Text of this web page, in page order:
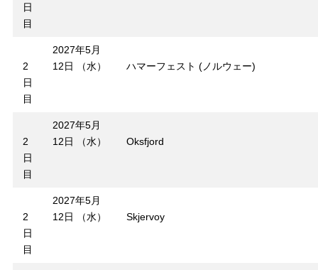
日
目
2
日
目
2027年5月
12日 （水）
ハマーフェスト (ノルウェー)
2
日
目
2027年5月
12日 （水）
Oksfjord
2
日
目
2027年5月
12日 （水）
Skjervoy